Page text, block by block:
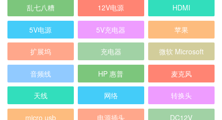
乱七八糟 12V电源 HDMI
5V电源 5V充电器 苹果
扩展坞 充电器 微软 Microsoft
音频线 HP 惠普 麦克风
天线 网络 转换头
micro usb 电源插头 DC12V